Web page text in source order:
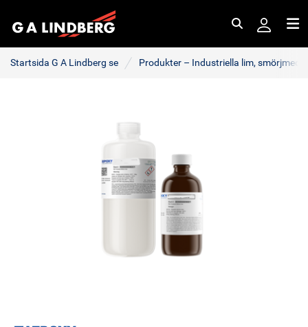
Startsida G A Lindberg se Produkter – Industriella lim,